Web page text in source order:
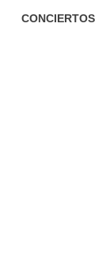
CONCIERTOS